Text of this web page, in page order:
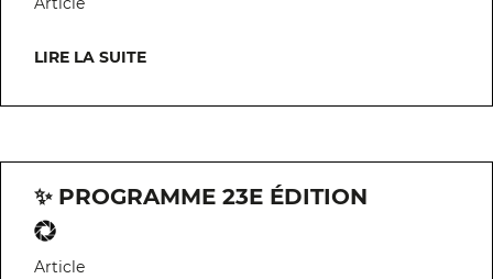
LIRE LA SUITE
✨ PROGRAMME 23E ÉDITION
Article